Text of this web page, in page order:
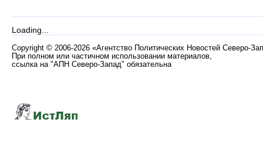
Loading...
Copyright © 2006-2026 «Агентство Политических Новостей Северо-
При полном или частичном использовании материалов,
ссылка на "АПН Северо-Запад" обязательна